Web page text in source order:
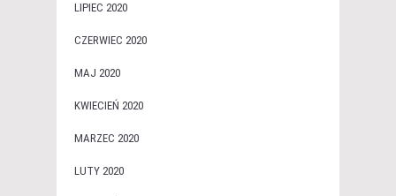
LIPIEC 2020
CZERWIEC 2020
MAJ 2020
KWIECIEŃ 2020
MARZEC 2020
LUTY 2020